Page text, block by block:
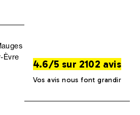
Èvre
4.6/5 sur 2102 avis
Vos avis nous font grandir